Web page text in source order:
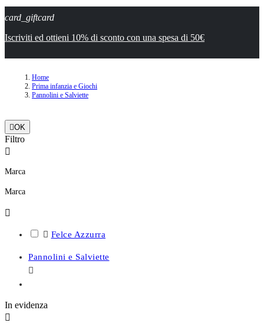
card_giftcard
Iscriviti ed ottieni 10% di sconto con una spesa di 50€
Home
Prima infanzia e Giochi
Pannolini e Salviette
OK
Filtro

Marca
Marca

 Felce Azzurra
Pannolini e Salviette

In evidenza
